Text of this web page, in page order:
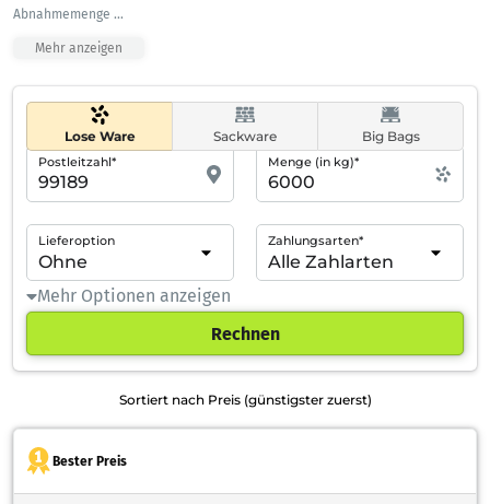
Abnahmemenge ...
Mehr anzeigen
Lose Ware Sackware Big Bags
Postleitzahl* Menge (in kg)*
Lieferoption Zahlungsarten*
Mehr Optionen anzeigen
Rechnen
Sortiert nach Preis (günstigster zuerst)
Bester Preis